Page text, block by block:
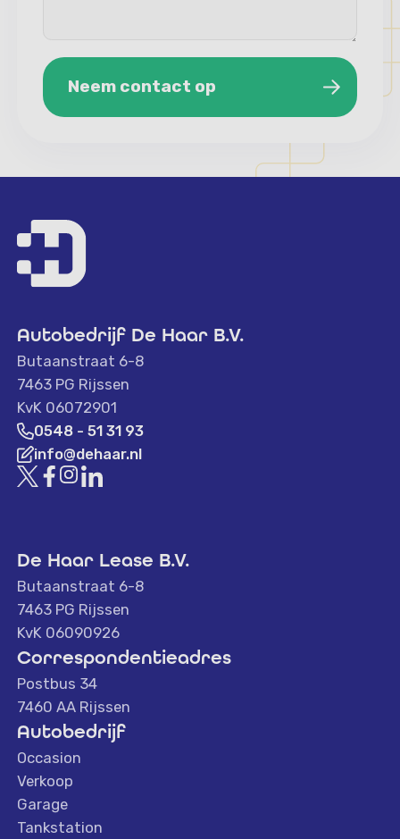
Neem contact op
Autobedrijf De Haar B.V.
Butaanstraat 6-8
7463 PG Rijssen
KvK 06072901
0548 - 51 31 93
info@dehaar.nl
De Haar Lease B.V.
Butaanstraat 6-8
7463 PG Rijssen
KvK 06090926
Correspondentieadres
Postbus 34
7460 AA Rijssen
Autobedrijf
Occasion
Verkoop
Garage
Tankstation